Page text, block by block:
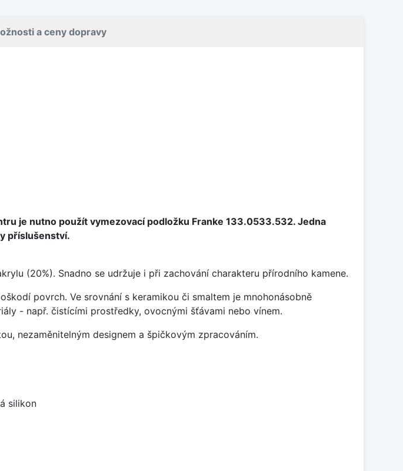
a ceny dopravy
je nutno použít vymezovací podložku Franke 133.0533.532. Jedna
příslušenství.
(20%). Snadno se udržuje i při zachování charakteru přírodního kamene.
povrch. Ve srovnání s keramikou či smaltem je mnohonásobně
- např. čistícími prostředky, ovocnými šťávami nebo vínem.
nezaměnitelným designem a špičkovým zpracováním.
silikon